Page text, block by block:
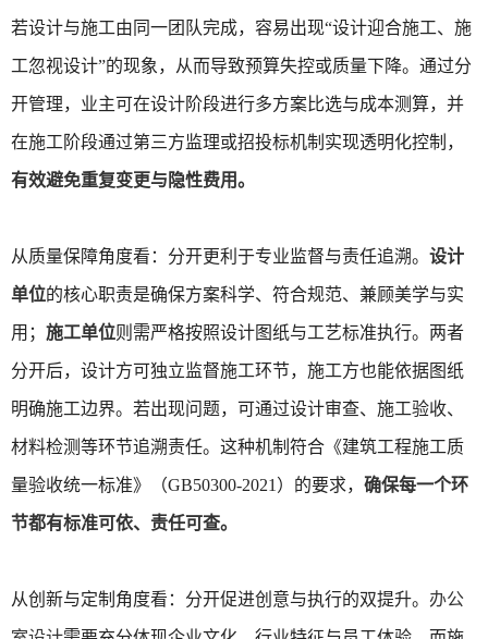
若设计与施工由同一团队完成，容易出现“设计迎合施工、施
工忽视设计”的现象，从而导致预算失控或质量下降。通过分
开管理，业主可在设计阶段进行多方案比选与成本测算，并
在施工阶段通过第三方监理或招投标机制实现透明化控制，
有效避免重复变更与隐性费用。
从质量保障角度看：分开更利于专业监督与责任追溯。 设计
单位的核心职责是确保方案科学、符合规范、兼顾美学与实
用； 施工单位则需严格按照设计图纸与工艺标准执行。两者
分开后，设计方可独立监督施工环节，施工方也能依据图纸
明确施工边界。若出现问题，可通过设计审查、施工验收、
材料检测等环节追溯责任。这种机制符合《建筑工程施工质
量验收统一标准》（GB50300-2021）的要求， 确保每一个环
节都有标准可依、责任可查。
从创新与定制角度看：分开促进创意与执行的双提升。 办公